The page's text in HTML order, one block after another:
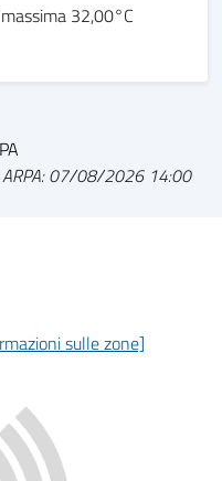
32,00°C
ARPA: 07/08/2026 14:00
sulle zone]